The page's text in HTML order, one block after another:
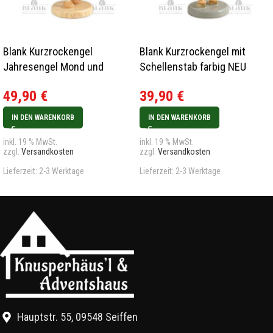
Blank Kurzrockengel
Jahresengel Mond und
Rarität
49,90 €
IN DEN WARENKORB
inkl. 19 % MwSt.
zzgl. Versandkosten
Lieferzeit: 2-3 Werktage
Blank Kurzrockengel mit
Schellenstab farbig NEU
39,90 €
IN DEN WARENKORB
inkl. 19 % MwSt.
zzgl. Versandkosten
Lieferzeit: 2-3 Werktage
Hauptstr. 55, 09548 Seiffen